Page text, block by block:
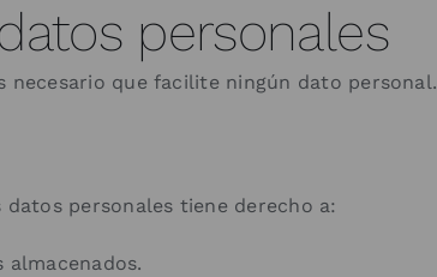
personales
necesario que facilite ningún dato personal.
personales tiene derecho a: